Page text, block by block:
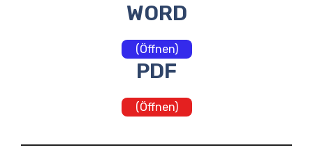
WORD
(Öffnen)
PDF
(Öffnen)